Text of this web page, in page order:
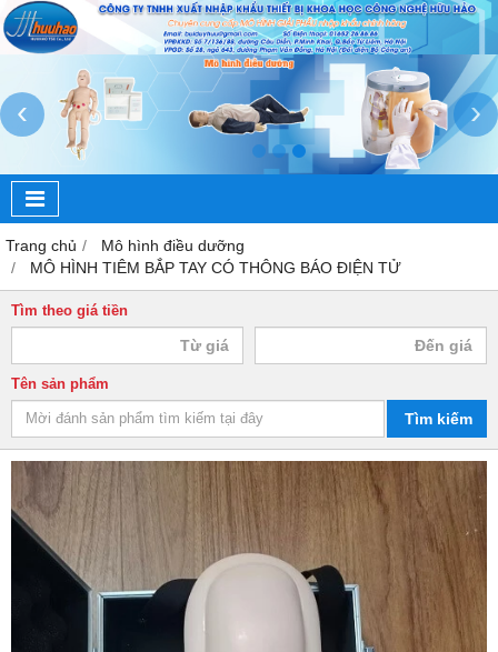
‹ ›
Trang chủ
Mô hình điều dưỡng
MÔ HÌNH TIÊM BẮP TAY CÓ THÔNG BÁO ĐIỆN TỬ
Tìm theo giá tiền
Tên sản phẩm
Tìm kiếm